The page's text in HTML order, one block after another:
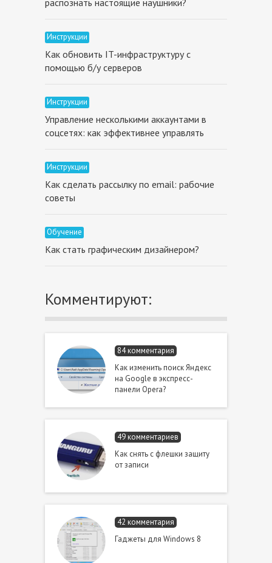
распознать настоящие наушники?
Инструкции
Как обновить IT-инфраструктуру с
помощью б/у серверов
Инструкции
Управление несколькими аккаунтами в
соцсетях: как эффективнее управлять
Инструкции
Как сделать рассылку по email: рабочие
советы
Обучение
Как стать графическим дизайнером?
Комментируют:
84 комментария
Как изменить поиск Яндекс
на Google в экспресс-
панели Opera?
49 комментариев
Как снять с флешки защиту
от записи
42 комментария
Гаджеты для Windows 8